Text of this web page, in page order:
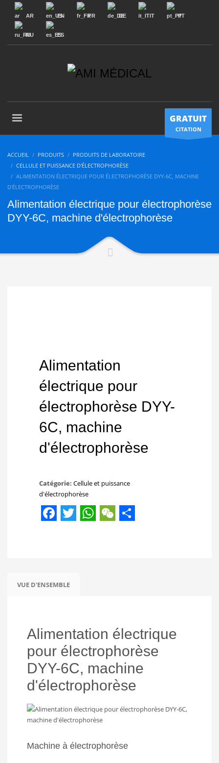
AR EN FR DE IT PT
RU ES
GRATUIT
CITATION
ACCUEIL PRODUITS
PRODUITS DE LABORATOIRE
CELLULE ET PUISSANCE D'ÉLECTROPHORÈSE
ALIMENTATION ÉLECTRIQUE POUR ÉLECTROPHORÈSE DYY-6C, MACHINE
D'ÉLECTROPHORÈSE
Alimentation électrique pour électrophorèse
DYY-6C, machine d'électrophorèse
Alimentation
électrique pour
électrophorèse DYY-
6C, machine
d'électrophorèse
Catégorie: Cellule et puissance
d'électrophorèse
Facebook
Twitter
WhatsApp
WeChat
Share
VUE D'ENSEMBLE
Alimentation électrique
pour électrophorèse
DYY-6C, machine
d'électrophorèse
Machine à électrophorèse